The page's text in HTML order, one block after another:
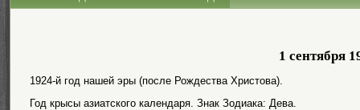
1 сентября
1924-й год нашей эры (после Рождества Христова).
Год крысы азиатского календаря. Знак Зодиака: Дева.